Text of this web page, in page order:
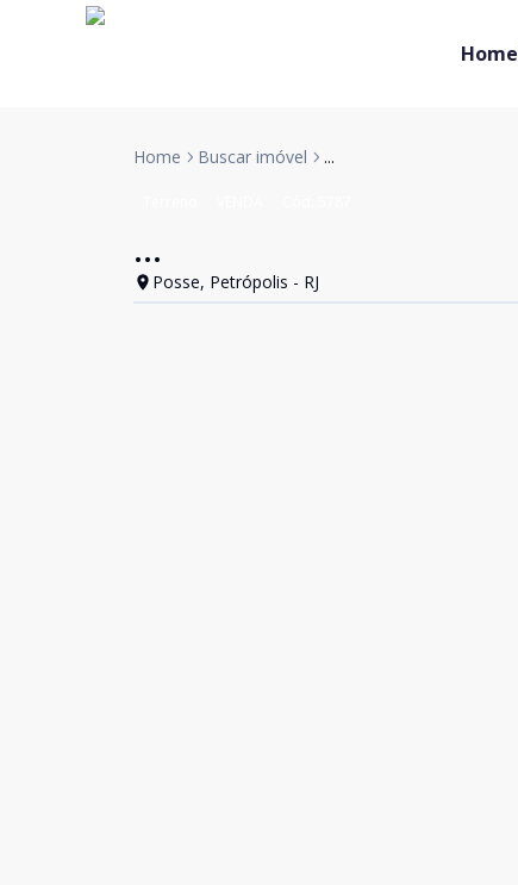
Home
Home Buscar imóvel ...
...
Posse, Petrópolis - RJ